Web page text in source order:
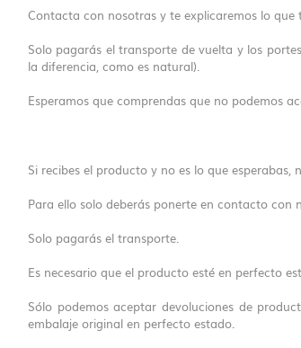
Contacta con nosotras y te explicaremos lo que
Solo pagarás el transporte de vuelta y los
la diferencia, como es natural).
Esperamos que comprendas que no podemos
Si recibes el producto y no es lo que
Para ello solo deberás ponerte en contacto
Solo pagarás el transporte.
Es necesario que el producto esté en perfecto
Sólo podemos aceptar devoluciones de
embalaje original en perfecto estado.